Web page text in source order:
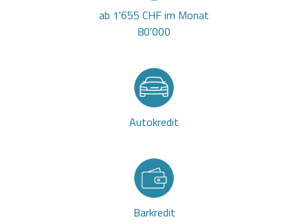
ab 1'655 CHF im Monat
80'000
Autokredit
Barkredit